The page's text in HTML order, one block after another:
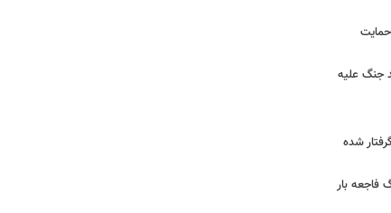
است؟/ حمایت
جنگ علیه
شده
فاجعه بار